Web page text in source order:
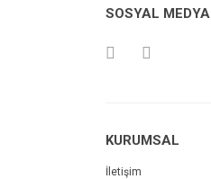
SOSYAL MEDYA
KURUMSAL
İletişim